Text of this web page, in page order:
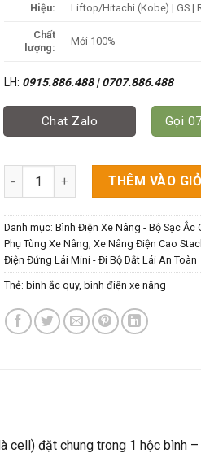
Hiệu: Liftop/Hitachi (Kobe) | GS |
Chất
lượng:
Mới 100%
LH: 0915.886.488 | 0707.886.488
Chat Zalo Gọi
Bình Điện 24V-255Ah - Cho Xe
THÊM VÀO
Danh mục: Bình Điện Xe Nâng - Bộ Sạc Ắc
Phụ Tùng Xe Nâng, Xe Nâng Điện Cao
Điện Đứng Lái Mini - Đi Bộ Dắt Lái An Toàn
Thẻ: bình ắc quy, bình điện xe nâng
cell) đặt chung trong 1 hộc bình